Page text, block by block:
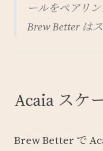
ールをペアリ
Brew Better は
Acaia スケ
Brew Better で